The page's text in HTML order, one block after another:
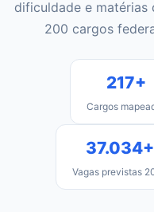
dificuldade e matérias
200 cargos
217+
Cargos
37.034+
Vagas previstas